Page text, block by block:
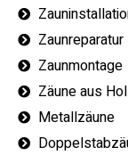
Zaunreparatur
Zaunmontage
Zäune aus
Metallzäune